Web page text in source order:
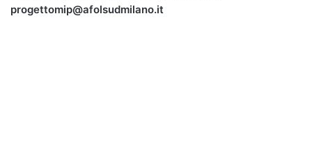
progettomip@afolsudmilano.it